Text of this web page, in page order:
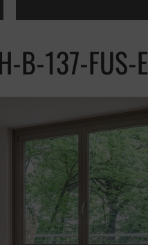
B-137-FUS-